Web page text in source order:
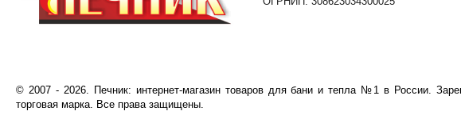
©️ 2007- 2026. Печник: интернет-магазин товаров для бани и тепла №1 в России.
торговая марка. Все права защищены.